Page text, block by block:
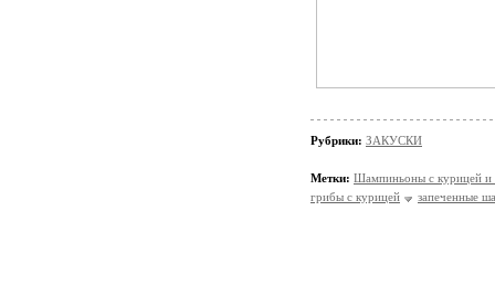
Рубрики: ЗАКУСКИ
Метки: Шампиньоны с курицей и
грибы с курицей
запеченные